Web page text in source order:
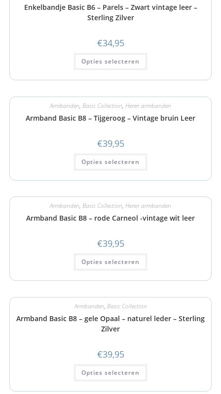
Enkelbandje Basic B6 – Parels – Zwart vintage leer –
Sterling Zilver
€34,95
Opties selecteren
Armbanden, Basic Collection, Heren armbanden
Armband Basic B8 – Tijgeroog – Vintage bruin Leer
€39,95
Opties selecteren
Armbanden, Basic Collection, Heren armbanden
Armband Basic B8 – rode Carneol -vintage wit leer
€39,95
Opties selecteren
Armbanden, Basic Collection
Armband Basic B8 – gele Opaal – naturel leder – Sterling
Zilver
€39,95
Opties selecteren